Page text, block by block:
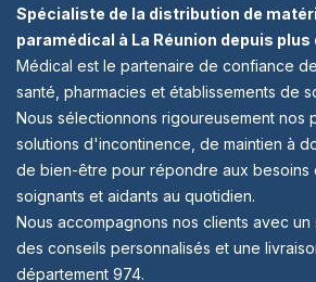
Spécialiste de la distribution de
paramédical à La Réunion depuis plus
Médical est le partenaire de confiance
santé, pharmacies et établissements de
Nous sélectionnons rigoureusement nos
solutions d'incontinence, de maintien à
de bien-être pour répondre aux besoins
soignants et aidants au quotidien.
Nous accompagnons nos clients avec un
des conseils personnalisés et une
département 974.